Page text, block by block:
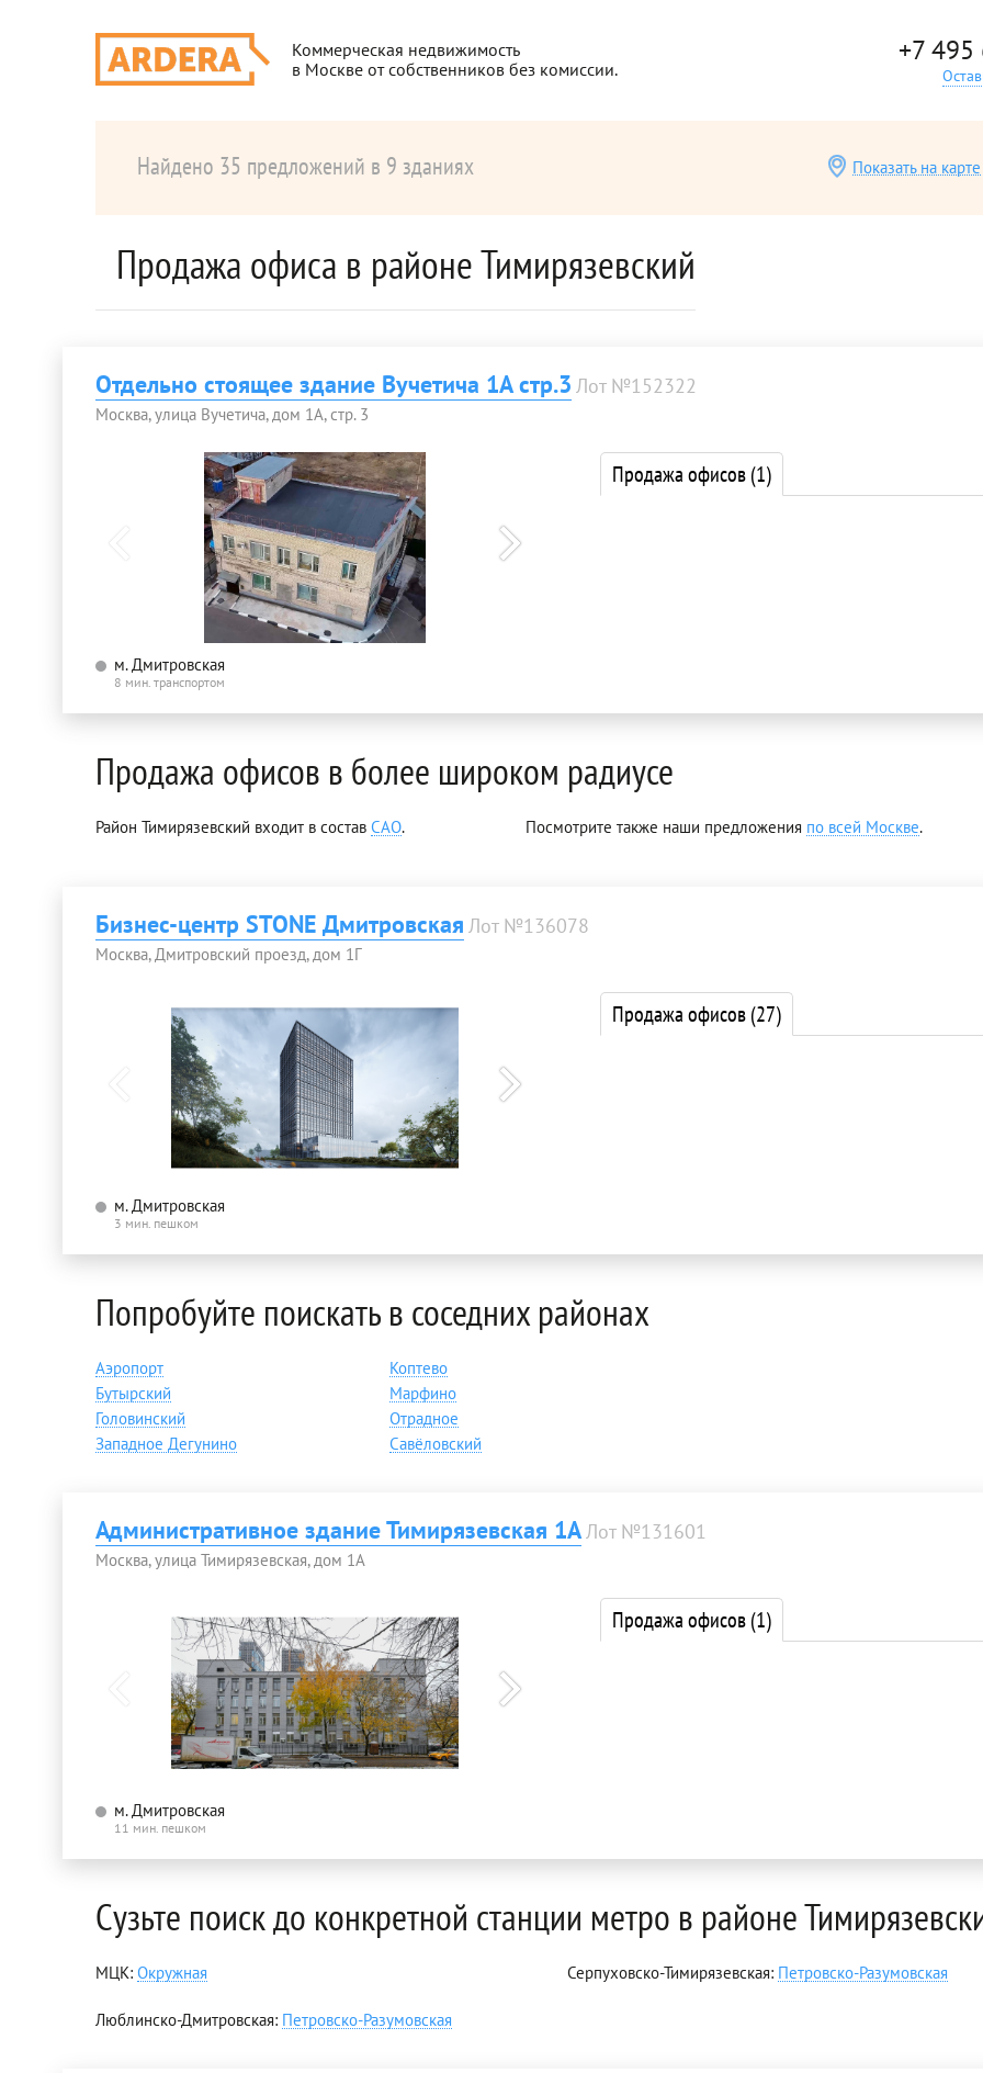
Коммерческая недвижимость
в Москве от собственников без комиссии.
+7
Найдено 35 предложений в 9 зданиях Показать на карте
Продажа офиса в районе Тимирязевский
Отдельно стоящее здание Вучетича 1А стр.3 Лот №152322
Москва, улица Вучетича, дом 1А, стр. 3
м. Дмитровская
8 мин. транспортом
Продажа офисов(1)
Продажа офисов в более широком радиусе
Район Тимирязевский входит в состав САО. Посмотрите также наши предложения по всей Москве.
Бизнес-центр STONE Дмитровская Лот №136078
Москва, Дмитровский проезд, дом 1Г
м. Дмитровская
3 мин. пешком
Продажа офисов(27)
Попробуйте поискать в соседних районах
Аэропорт
Бутырский
Головинский
Западное Дегунино
Коптево
Марфино
Отрадное
Савёловский
Административное здание Тимирязевская 1АЛот №131601
Москва, улица Тимирязевская, дом 1А
м. Дмитровская
11 мин. пешком
Продажа офисов(1)
Сузьте поиск до конкретной станции метро в районе
MЦК: Окружная
Люблинско-Дмитровская: Петровско-Разумовская
Серпуховско-Тимирязевская: Петровско-Разумовская